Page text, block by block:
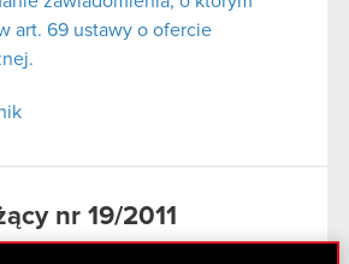
art. 69 ustawy o ofercie
nr 19/2011